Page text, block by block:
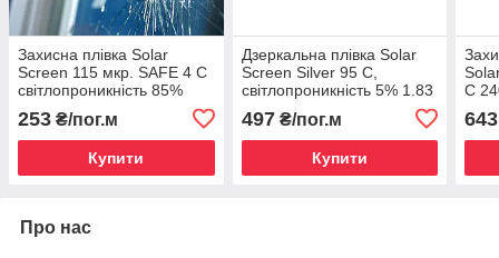
Захисна плівка Solar
Screen 115 мкр. SAFE 4 C
світлопроникність 85%
253 ₴/пог.м
Купити
Дзеркальна плівка Solar
Screen Silver 95 C,
світлопроникність 5% 1.83
497₴/пог.м
Купити
C
643
Про нас